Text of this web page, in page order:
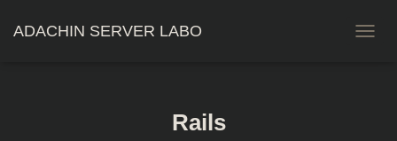
ADACHIN SERVER LABO
Rails